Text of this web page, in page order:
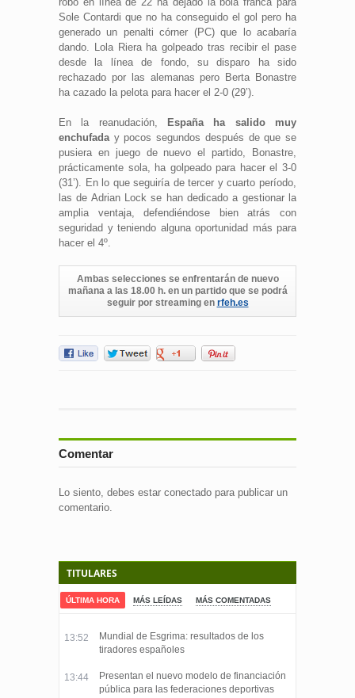
Sole Contardi que no ha conseguido el gol pero ha
generado un penalti córner (PC) que lo acabaría
dando. Lola Riera ha golpeado tras recibir el pase
desde la línea de fondo, su disparo ha sido
rechazado por las alemanas pero Berta Bonastre
ha cazado la pelota para hacer el 2-0 (29’).
En la reanudación,
España ha salido muy
enchufaday pocos segundos después de que se
pusiera en juego de nuevo el partido, Bonastre,
prácticamente sola, ha golpeado para hacer el 3-0
(31’). En lo que seguiría de tercer y cuarto período,
las de Adrian Lock se han dedicado a gestionar la
amplia ventaja, defendiéndose bien atrás con
seguridad y teniendo alguna oportunidad más para
hacer el 4º.
Ambas selecciones se enfrentarán de nuevo
mañana a las 18.00 h. en un partido que se podrá
seguir por streaming en rfeh.es
Comentar
Lo siento, debes estar conectado para publicar un
comentario.
TITULARES
ÚLTIMA HORA MÁS LEÍDAS MÁS COMENTADAS
13:52
Mundial de Esgrima: resultados de los
tiradores españoles
13:44
Presentan el nuevo modelo de financiación
pública para las federaciones deportivas